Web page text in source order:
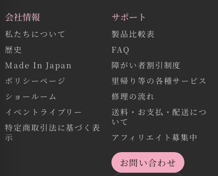
会社情報
私たちについて
歴史
Made In Japan
ポリシーページ
ショールーム
イベントライブリー
特定商取引法に基づく表
示
サポート
製品比較表
FAQ
障がい者割引制度
里帰り等の各種サービス
修理の流れ
送料・お支払・配送につ
いて
アフィリエイト募集中
お問い合わせ